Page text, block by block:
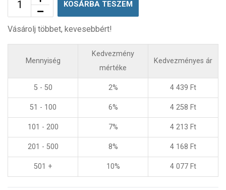
KOSÁRBA TESZEM
Vásárolj többet, kevesebbért!
Mennyiség
Kedvezmény
mértéke
Kedvezményes ár
5 - 50 2% 4 439 Ft
51 - 100 6% 4 258 Ft
101 - 200 7% 4 213 Ft
201 - 500 8% 4 168 Ft
501 + 10% 4 077 Ft